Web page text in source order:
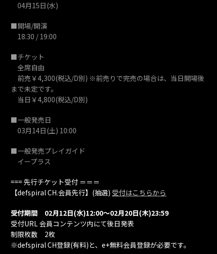
04月15日(水)
■開場/開演
18:30 / 19:00
■チケット
全席自由
前売￥4,300(税込/D別) ※前売りで完売の場合は、当日開場後
まで未定です。
当日￥4,800(税込/D別)
■一般発売日
03月14日(土) 10:00
■一般発売プレイガイド
イープラス
=== 先行チケット受付 ＝＝＝
【defspiral CH.会員先行】(抽選) 受付はこちらから
受付期間 02月12日(水)12:00～02月20日(木)23:59
受付URL 会員コンテンツ内にて後日発表
制限枚数 2枚
※defspiral CH登録(有料)と、e+無料会員登録が必要です。